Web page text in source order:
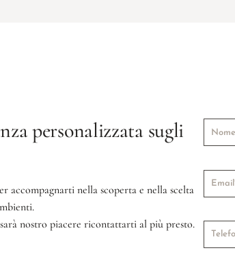
personalizzata sugli
accompagnarti nella scoperta e nella scelta
nostro piacere ricontattarti al più presto.